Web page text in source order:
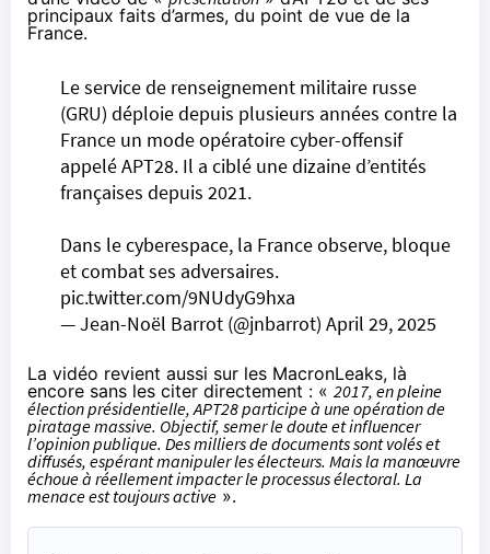
principaux faits d’armes, du point de vue de la
France.
Le service de renseignement militaire russe
(GRU) déploie depuis plusieurs années contre la
France un mode opératoire cyber-offensif
appelé APT28. Il a ciblé une dizaine d’entités
françaises depuis 2021.
Dans le cyberespace, la France observe, bloque
et combat ses adversaires.
pic.twitter.com/9NUdyG9hxa
— Jean-Noël Barrot (@jnbarrot) April 29, 2025
La vidéo revient aussi sur les MacronLeaks, là
encore sans les citer directement : « 2017, en pleine
élection présidentielle, APT28 participe à une opération de
piratage massive. Objectif, semer le doute et influencer
l’opinion publique. Des milliers de documents sont volés et
diffusés, espérant manipuler les électeurs. Mais la manœuvre
échoue à réellement impacter le processus électoral. La
menace est toujours active ».